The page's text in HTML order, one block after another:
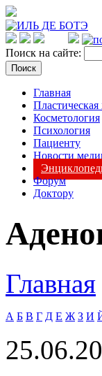
Поиск на сайте:
Главная
Пластическая
Косметология
Психология
Пациенту
Новости
Форум
Доктору
Главная
А Б В Г Д Е Ж З И